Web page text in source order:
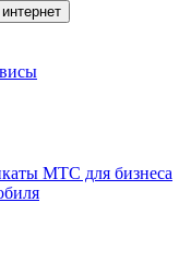
МТС для бизнеса